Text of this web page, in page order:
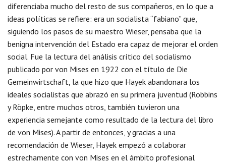
diferenciaba mucho del resto de sus compañeros, en lo que a
ideas políticas se refiere: era un socialista “fabiano” que,
siguiendo los pasos de su maestro Wieser, pensaba que la
benigna intervención del Estado era capaz de mejorar el orden
social. Fue la lectura del análisis crítico del socialismo
publicado por von Mises en 1922 con el título de Die
Gemeinwirtschaft, la que hizo que Hayek abandonara los
ideales socialistas que abrazó en su primera juventud (Robbins
y Röpke, entre muchos otros, también tuvieron una
experiencia semejante como resultado de la lectura del libro
de von Mises). A partir de entonces, y gracias a una
recomendación de Wieser, Hayek empezó a colaborar
estrechamente con von Mises en el ámbito profesional